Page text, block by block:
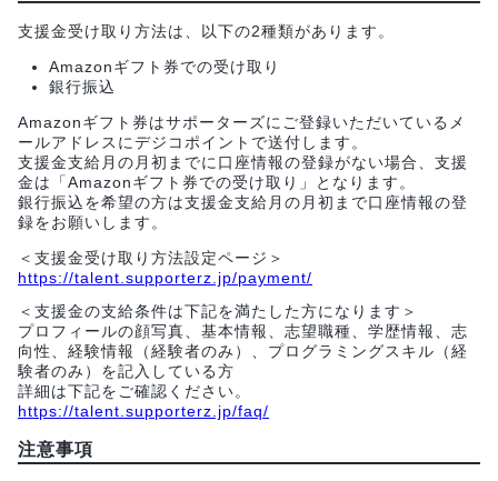
支援金受け取り方法は、以下の2種類があります。
Amazonギフト券での受け取り
銀行振込
Amazonギフト券はサポーターズにご登録いただいているメ
ールアドレスにデジコポイントで送付します。
支援金支給月の月初までに口座情報の登録がない場合、支援
金は「Amazonギフト券での受け取り」となります。
銀行振込を希望の方は支援金支給月の月初まで口座情報の登
録をお願いします。
＜支援金受け取り方法設定ページ＞
https://talent.supporterz.jp/payment/
＜支援金の支給条件は下記を満たした方になります＞
プロフィールの顔写真、基本情報、志望職種、学歴情報、志
向性、経験情報（経験者のみ）、プログラミングスキル（経
験者のみ）を記入している方
詳細は下記をご確認ください。
https://talent.supporterz.jp/faq/
注意事項